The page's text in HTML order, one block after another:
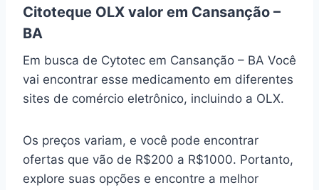
Citoteque OLX valor em Cansanção –
BA
Em busca de Cytotec em Cansanção – BA Você
vai encontrar esse medicamento em diferentes
sites de comércio eletrônico, incluindo a OLX.
Os preços variam, e você pode encontrar
ofertas que vão de R$200 a R$1000. Portanto,
explore suas opções e encontre a melhor